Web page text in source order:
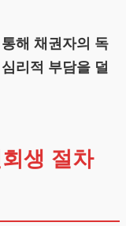
해 채권자의 독
리적 부담을 덜
생 절차